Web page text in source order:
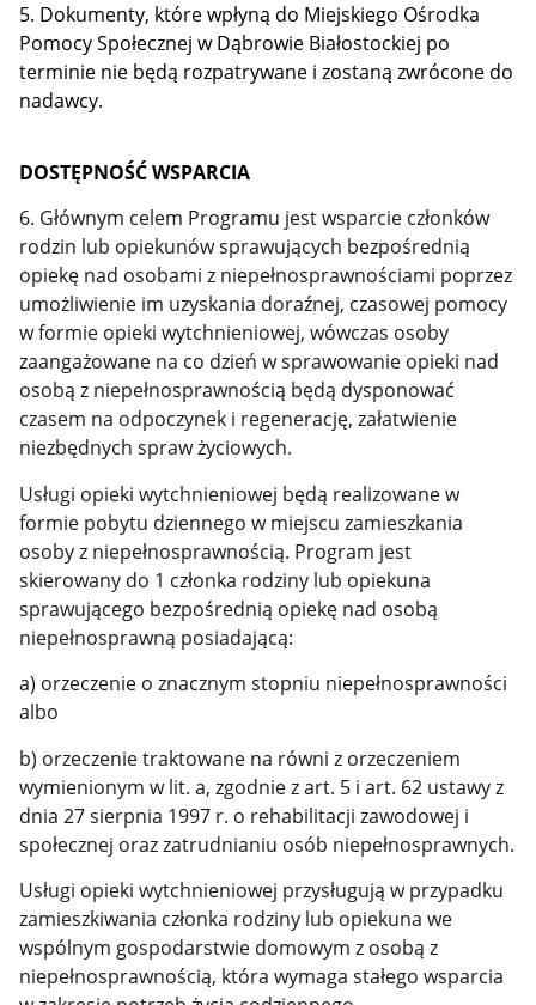
5. Dokumenty, które wpłyną do Miejskiego Ośrodka
Pomocy Społecznej w Dąbrowie Białostockiej po
terminie nie będą rozpatrywane i zostaną zwrócone do
nadawcy.
DOSTĘPNOŚĆ WSPARCIA
6. Głównym celem Programu jest wsparcie członków
rodzin lub opiekunów sprawujących bezpośrednią
opiekę nad osobami z niepełnosprawnościami poprzez
umożliwienie im uzyskania doraźnej, czasowej pomocy
w formie opieki wytchnieniowej, wówczas osoby
zaangażowane na co dzień w sprawowanie opieki nad
osobą z niepełnosprawnością będą dysponować
czasem na odpoczynek i regenerację, załatwienie
niezbędnych spraw życiowych.
Usługi opieki wytchnieniowej będą realizowane w
formie pobytu dziennego w miejscu zamieszkania
osoby z niepełnosprawnością. Program jest
skierowany do 1 członka rodziny lub opiekuna
sprawującego bezpośrednią opiekę nad osobą
niepełnosprawną posiadającą:
a) orzeczenie o znacznym stopniu niepełnosprawności
albo
b) orzeczenie traktowane na równi z orzeczeniem
wymienionym w lit. a, zgodnie z art. 5 i art. 62 ustawy z
dnia 27 sierpnia 1997 r. o rehabilitacji zawodowej i
społecznej oraz zatrudnianiu osób niepełnosprawnych.
Usługi opieki wytchnieniowej przysługują w przypadku
zamieszkiwania członka rodziny lub opiekuna we
wspólnym gospodarstwie domowym z osobą z
niepełnosprawnością, która wymaga stałego wsparcia